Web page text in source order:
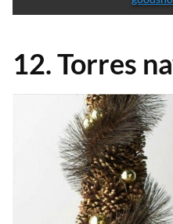
12. Torres